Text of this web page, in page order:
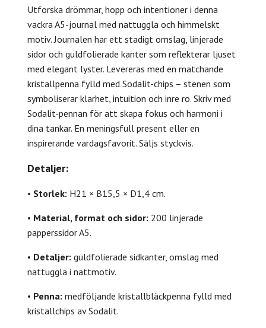
Utforska drömmar, hopp och intentioner i denna
vackra A5-journal med nattuggla och himmelskt
motiv. Journalen har ett stadigt omslag, linjerade
sidor och guldfolierade kanter som reflekterar ljuset
med elegant lyster. Levereras med en matchande
kristallpenna fylld med Sodalit-chips – stenen som
symboliserar klarhet, intuition och inre ro. Skriv med
Sodalit-pennan för att skapa fokus och harmoni i
dina tankar. En meningsfull present eller en
inspirerande vardagsfavorit. Säljs styckvis.
Detaljer:
• Storlek: H21 × B15,5 × D1,4 cm.
• Material, format och sidor: 200 linjerade
papperssidor A5.
• Detaljer: guldfolierade sidkanter, omslag med
nattuggla i nattmotiv.
• Penna: medföljande kristallbläckpenna fylld med
kristallchips av Sodalit.